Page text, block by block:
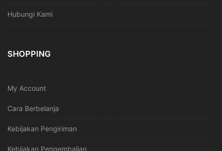
Hubungi Kami
SHOPPING
My Account
Cara Berbelanja
Kebijakan Pengiriman
Kebijakan Pengembalian